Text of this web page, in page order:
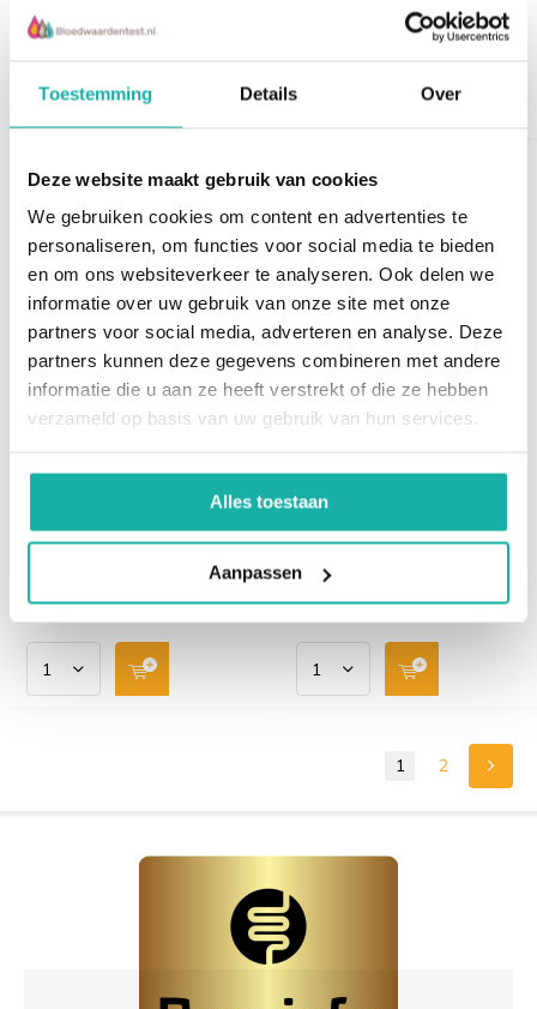
Toestemming Details Over
Deze website maakt gebruik van cookies
We gebruiken cookies om content en advertenties te
personaliseren, om functies voor social media te bieden
en om ons websiteverkeer te analyseren. Ook delen we
informatie over uw gebruik van onze site met onze
partners voor social media, adverteren en analyse. Deze
partners kunnen deze gegevens combineren met andere
informatie die u aan ze heeft verstrekt of die ze hebben
verzameld op basis van uw gebruik van hun services.
Alles toestaan
Aanpassen
€ 119,-
SIBO RP uit Urine
SIBO is een overgroei van
dikkedarmbacteriën in de
dunne darm. Een
Closed Gut
Buikpijn of last van je
darmen begint meestal bij
closed gut problemen,
€ 149,-
1 2